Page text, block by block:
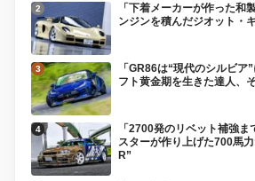
「下着メーカーが作った和
ンジンを積んだジオット・
「GR86は“現代のシルビア
フト黄金期を生きた達人、
「2700発のリベット補強
スターが作り上げた700馬
R”